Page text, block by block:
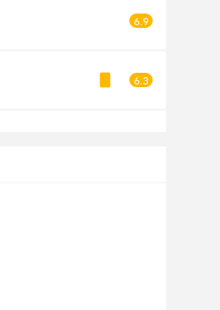
6.9
6.3